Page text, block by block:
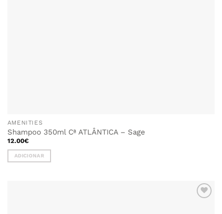
AMENITIES
Shampoo 350ml Cª ATLÂNTICA – Sage
12.00€
ADICIONAR